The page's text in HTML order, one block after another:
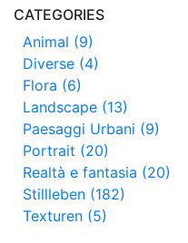
CATEGORIES
Animal (9)
Diverse (4)
Flora (6)
Landscape (13)
Paesaggi Urbani (9)
Portrait (20)
Realtà e fantasia (20)
Stillleben (182)
Texturen (5)